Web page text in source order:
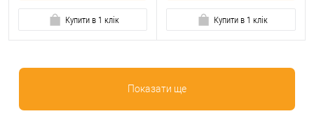
Купити в 1 клік Купити в 1 клік
Показати ще